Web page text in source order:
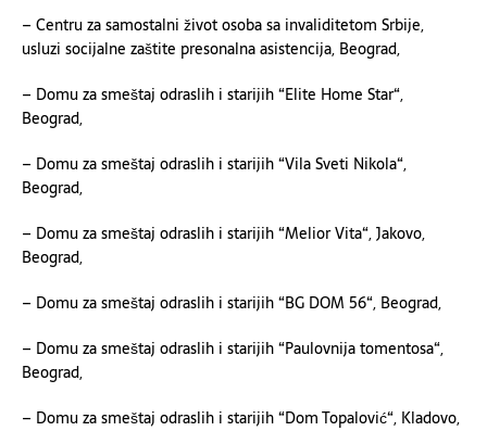
– Centru za samostalni život osoba sa invaliditetom Srbije,
usluzi socijalne zaštite presonalna asistencija, Beograd,
– Domu za smeštaj odraslih i starijih “Elite Home Star“,
Beograd,
– Domu za smeštaj odraslih i starijih “Vila Sveti Nikola“,
Beograd,
– Domu za smeštaj odraslih i starijih “Melior Vita“, Jakovo,
Beograd,
– Domu za smeštaj odraslih i starijih “BG DOM 56“, Beograd,
– Domu za smeštaj odraslih i starijih “Paulovnija tomentosa“,
Beograd,
– Domu za smeštaj odraslih i starijih “Dom Topalović“, Kladovo,